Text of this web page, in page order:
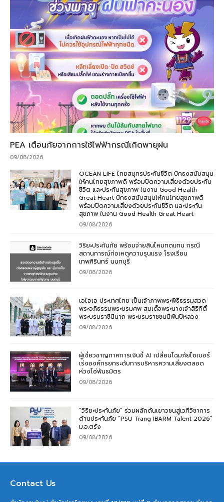
PEA เตือนภัยจากการใช้ไฟฟ้ากรณีเกิดพายุฝน
09/08/2026
OCEAN LIFE ไทยสมุทรประกันชีวิต ปักธงสนับสนุน
ให้คนไทยสุขภาพดี พร้อมปิดความเสี่ยงด้วยประกัน
ชีวิต และประกันสุขภาพ ในงาน Good Health
Great Heart ปักธงสนับสนุนให้คนไทยสุขภาพดี
พร้อมปิดความเสี่ยงด้วยประกันชีวิต และประกัน
สุขภาพ ในงาน Good Health Great Heart
09/08/2026
วิริยะประกันภัย พร้อมจ่ายสินไหมทดแทน กรณี
สถานการณ์ก่อเหตุความรุนแรง โรงเรียน
เทพศิรินทร์ นนทบุรี
09/08/2026
เอไอเอ ประเทศไทย เป็นเจ้าภาพพระพิธีธรรมสวด
พระอภิธรรมพระบรมศพ สมเด็จพระนางเจ้าสิริกิติ์
พระบรมราชินีนาถ พระบรมราชชนนีพันปีหลวง
09/08/2026
ผู้เชี่ยวชาญภาคการเงินชี้ AI เปลี่ยนโฉมภัยไซเบอร์
เร่งองค์กรยกระดับการบริหารความเสี่ยงตลอด
ห่วงโซ่พันธมิตร
09/08/2026
“วิริยะประกันภัย” ร่วมผลักดันเยาวชนสู่เวทีวิชาการ
ด้านประกันภัย “PSU Trang IBARM Talent 2026”
ม.อ.ตรัง
09/08/2026
Contact Us